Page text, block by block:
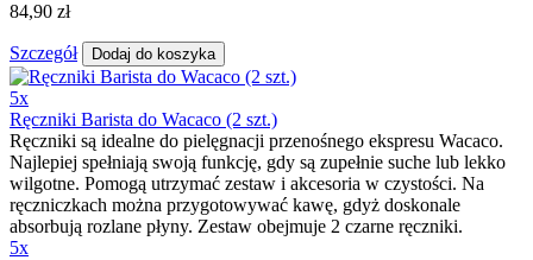
84,90 zł
Szczegół Dodaj do koszyka
5x
Ręczniki Barista do Wacaco (2 szt.)
Ręczniki są idealne do pielęgnacji przenośnego ekspresu Wacaco.
Najlepiej spełniają swoją funkcję, gdy są zupełnie suche lub lekko
wilgotne. Pomogą utrzymać zestaw i akcesoria w czystości. Na
ręczniczkach można przygotowywać kawę, gdyż doskonale
absorbują rozlane płyny. Zestaw obejmuje 2 czarne ręczniki.
5x